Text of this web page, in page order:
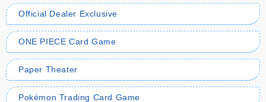
Official Dealer Exclusive
ONE PIECE Card Game
Paper Theater
Pokémon Trading Card Game